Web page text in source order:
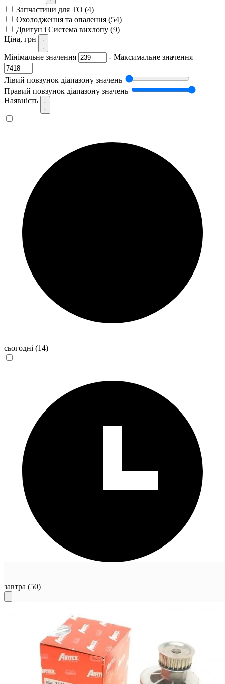
Запчастини для ТО (4)
Охолодження та опалення (54)
Двигун і Система вихлопу (9)
Ціна, грн
Мінімальне значення - Максимальне значення
Лівий повзунок діапазону значень
Правий повзунок діапазону значень
Наявність
сьогодні (14)
завтра (50)